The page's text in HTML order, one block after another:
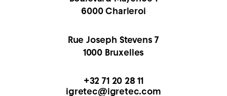
6000 Charleroi
Rue Joseph Stevens 7
1000 Bruxelles
+32 71 20 28 11
igretec@igretec.com